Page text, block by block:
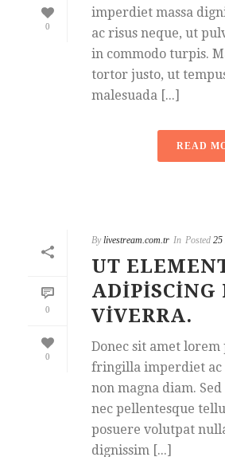
0
imperdiet massa
ac risus neque, ut
in commodo turpis.
tortor justo, ut
malesuada [...]
READ
0
0
By livestream.com.tr In Posted 25
UT
ADIPISCING
VIVERRA.
Donec sit amet
fringilla imperdiet ac
non magna diam. Sed
nec pellentesque
posuere volutpat
dignissim [...]